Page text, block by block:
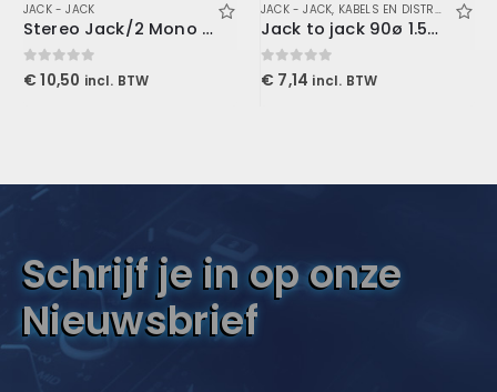
JACK - JACK
Stereo Jack/2 Mono Jack 3 mtr Line/Instrumentcable
0out of 5
€ 10,50 incl. BTW
JACK - JACK, KABELS EN DISTRIBUTEURS
Jack to jack 90ø 1.5mtr black shielded
0out of 5
€ 7,14 incl. BTW
Schrijf je in op onze
Nieuwsbrief